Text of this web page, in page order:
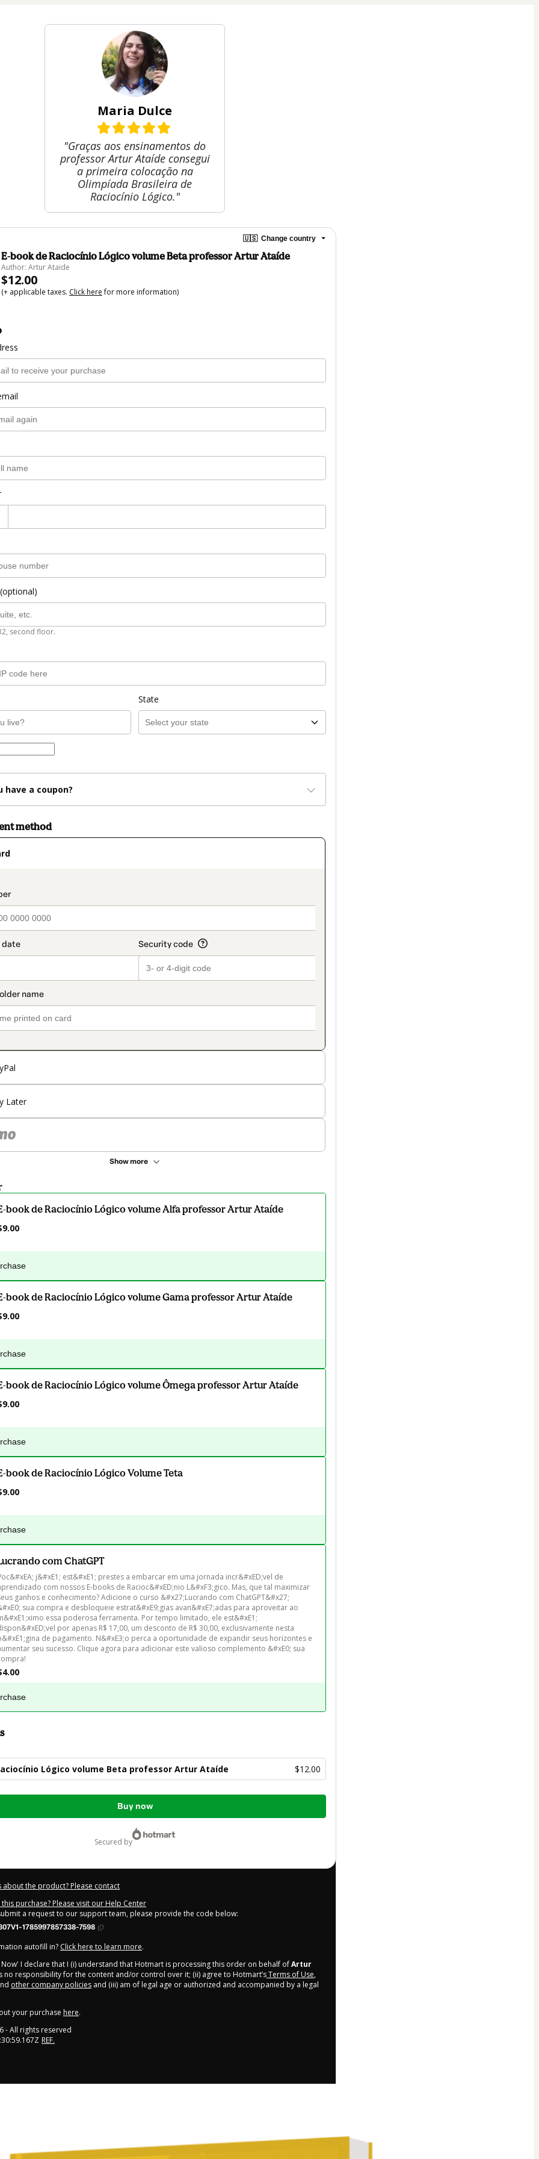
Maria Dulce
"Graças aos ensinamentos do
professor Artur Ataíde consegui
a primeira colocação na
Olimpíada Brasileira de
Raciocínio Lógico."
🇺🇸 Change country
E-book de Raciocínio Lógico volume Beta professor Artur Ataíde
Author: Artur Ataide
$12.00
(+ applicable taxes. Click herefor more information)
second floor.
State
have a coupon?
method
Later
Show more
book de Raciocínio Lógico volume Alfa professor Artur Ataíde
book de Raciocínio Lógico volume Gama professor Artur Ataíde
book de Raciocínio Lógico volume Ômega professor Artur Ataíde
book de Raciocínio Lógico Volume Teta
com ChatGPT
j&#xE1; est&#xE1; prestes a embarcar em uma jornada incr&#xED;vel de
com nossos E-books de Racioc&#xED;nio L&#xF3;gico. Mas, que tal maximizar
ganhos e conhecimento? Adicione o curso &#x27;Lucrando com ChatGPT&#x27;
sua compra e desbloqueie estrat&#xE9;gias avan&#xE7;adas para aproveitar ao
essa poderosa ferramenta. Por tempo limitado, ele est&#xE1;
por apenas R$ 17,00, um desconto de R$ 30,00, exclusivamente nesta
de pagamento. N&#xE3;o perca a oportunidade de expandir seus horizontes e
seu sucesso. Clique agora para adicionar este valioso complemento &#xE0; sua
Lógico volume Beta professor Artur Ataíde $12.00
Buy now
secured by
about the product? Please contact
purchase? Please visit our Help Center
a request to our support team, please provide the code below:
1785997857338-7598
autofill in? Click here to learn more.
Now' I declare that I (i) understand that Hotmart is processing this order on behalf ofArtur
no responsibility for the content and/or control over it; (ii) agree to Hotmart’sTerms of Use,
other company policies and (iii) am of legal age or authorized and accompanied by a legal
your purchase here.
- All rights reserved
REF.